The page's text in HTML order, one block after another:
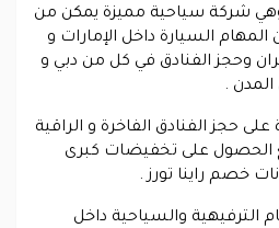
وهي شركة سياحية مميزة يمكن من
المهام السيارة داخل الإمارات و
وحجز الفنادق في كل من دبي و
المدن .
حجز الفنادق الفاخرة و الراقية
الحصول على تخفيضات كبرى
خصم راينا تورز .
الترفيهية والسياحية داخل